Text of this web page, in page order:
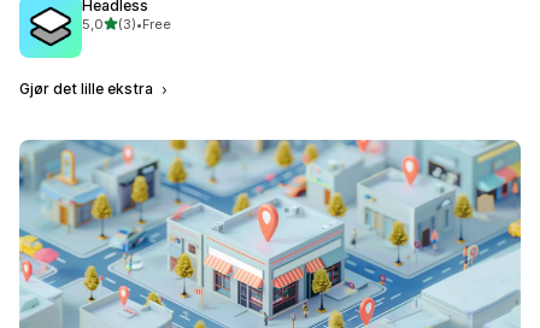
Headless
5,0av 5 stjerner
(3)
Totalt 3 omtaler
•Free
Gjør det lille ekstra